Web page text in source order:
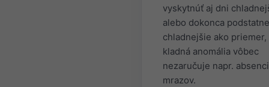
vyskytnúť aj dni
alebo dokonca podstatne
chladnejšie ako priemer,
kladná anomália vôbec
nezaručuje napr.
mrazov.